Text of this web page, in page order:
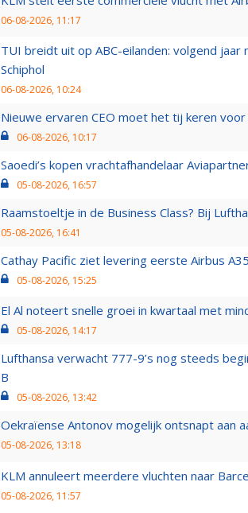
06-08-2026, 11:17
TUI breidt uit op ABC-eilanden: volgend
Schiphol
06-08-2026, 10:24
Nieuwe ervaren CEO moet het tij keren
06-08-2026, 10:17
Saoedi’s kopen vrachtafhandelaar
05-08-2026, 16:57
Raamstoeltje in de Business Class? Bij
05-08-2026, 16:41
Cathay Pacific ziet levering eerste Airbus
05-08-2026, 15:25
El Al noteert snelle groei in kwartaal met
05-08-2026, 14:17
Lufthansa verwacht 777-9’s nog steeds
B
05-08-2026, 13:42
Oekraïense Antonov mogelijk ontsnapt aan
05-08-2026, 13:18
KLM annuleert meerdere vluchten naar
05-08-2026, 11:57